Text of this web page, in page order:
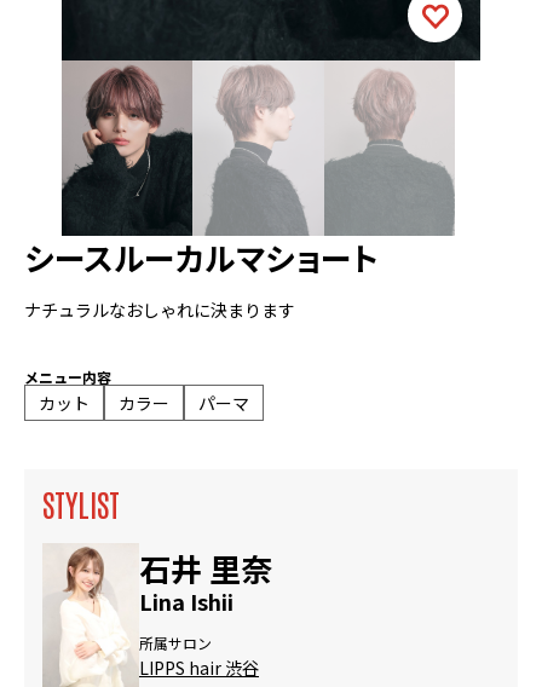
シースルーカルマショート
ナチュラルなおしゃれに決まります
メニュー内容
カット カラー パーマ
STYLIST
石井 里奈
Lina Ishii
所属サロン
LIPPS hair 渋谷